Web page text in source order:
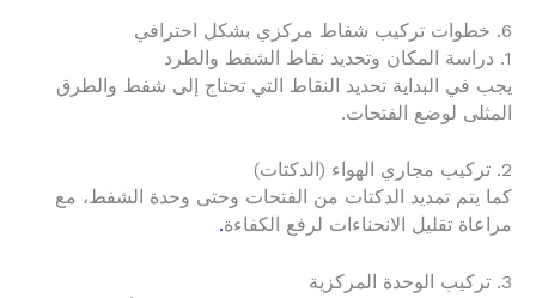
6. خطوات تركيب شفاط مركزي بشكل احترافي
1. دراسة المكان وتحديد نقاط الشفط والطرد
يجب في البداية تحديد النقاط التي تحتاج إلى شفط والطرق
المثلى لوضع الفتحات.
2. تركيب مجاري الهواء (الدكتات)
كما يتم تمديد الدكتات من الفتحات وحتى وحدة الشفط، مع
مراعاة تقليل الانحناءات لرفع الكفاءة.
3. تركيب الوحدة المركزية